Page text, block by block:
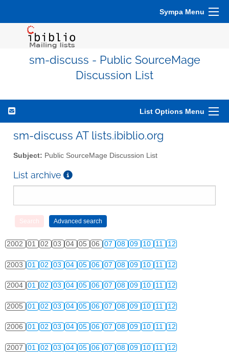
Sympa Menu
sm-discuss - Public SourceMage
Discussion List
List Options Menu
sm-discuss AT lists.ibiblio.org
Subject: Public SourceMage Discussion List
List archive
2002 01 02 03 04 05 06 07 08 09 10 11 12
2003 01 02 03 04 05 06 07 08 09 10 11 12
2004 01 02 03 04 05 06 07 08 09 10 11 12
2005 01 02 03 04 05 06 07 08 09 10 11 12
2006 01 02 03 04 05 06 07 08 09 10 11 12
2007 01 02 03 04 05 06 07 08 09 10 11 12